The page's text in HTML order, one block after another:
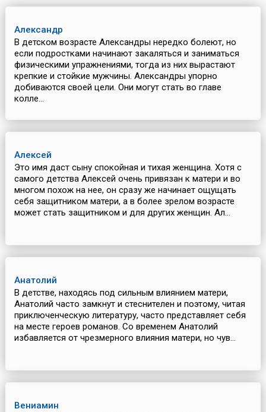
Александр
В детском возрасте Александры нередко болеют, но
если подростками начинают закаляться и заниматься
физическими упражнениями, тогда из них вырастают
крепкие и стойкие мужчины. Александры упорно
добиваются своей цели. Они могут стать во главе
колле...
Алексей
Это имя даст сыну спокойная и тихая женщина. Хотя с
самого детства Алексей очень привязан к матери и во
многом похож на нее, он сразу же начинает ощущать
себя защитником матери, а в более зрелом возрасте
может стать защитником и для других женщин. Ал...
Анатолий
В детстве, находясь под сильным влиянием матери,
Анатолий часто замкнут и стеснителен и поэтому, читая
приключенческую литературу, часто представляет себя
на месте героев романов. Со временем Анатолий
избавляется от чрезмерного влияния матери, но чув...
Вениамин